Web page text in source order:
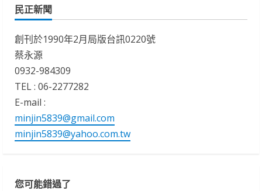
民正新聞
創刊於1990年2月局版台訊0220號
蔡永源
0932-984309
TEL : 06-2277282
E-mail :
minjin5839@gmail.com
minjin5839@yahoo.com.tw
您可能錯過了